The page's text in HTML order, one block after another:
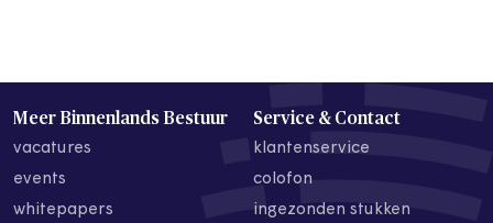
Meer Binnenlands Bestuur
vacatures
events
whitepapers
Service & Contact
klantenservice
colofon
ingezonden stukken